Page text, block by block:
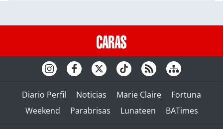
Diario Perfil Noticias Marie Claire
Fortuna
Weekend
Parabrisas Lunateen BATimes